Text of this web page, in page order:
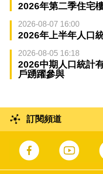
2026年第二季住宅
2026-08-07 16:00
2026年上半年人口
2026-08-05 16:18
2026中期人口統計
戶踴躍參與
訂閱頻道